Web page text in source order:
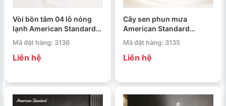
Vòi bồn tắm 04 lỗ nóng
lạnh American Standard
Acacia Evolution WF-
1300CS
Mã đặt hàng: 3136
Liên hệ
Cây sen phun mưa
American Standard
Signature WF-1772CS
Mã đặt hàng: 3135
Liên hệ